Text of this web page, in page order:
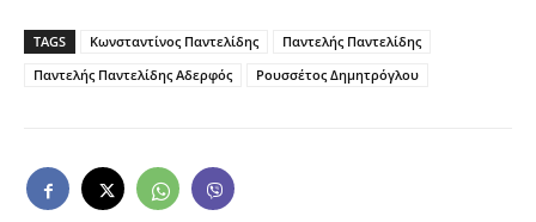
TAGS Κωνσταντίνος Παντελίδης
Παντελής Παντελίδης
Παντελής Παντελίδης Αδερφός
Ρουσσέτος Δημητρόγλου